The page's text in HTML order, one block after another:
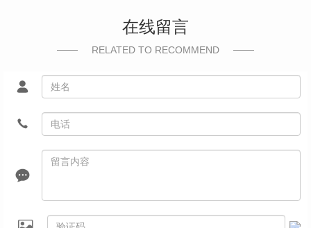
在线留言
RELATED TO RECOMMEND